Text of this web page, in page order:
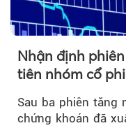
Nhận định
tiên nhóm cổ
Sau ba phiên tăng
chứng khoán đã